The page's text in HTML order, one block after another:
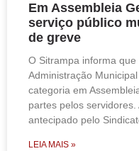
Em Assembleia
serviço público
de greve
O Sitrampa informa
Administração
categoria em
partes pelos
antecipado pelo
LEIA MAIS »